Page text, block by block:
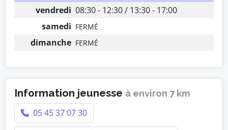
vendredi 08:30 - 12:30 / 13:30 - 17:00
samedi FERMÉ
dimanche FERMÉ
Information jeunesse à environ 7 km
05 45 37 07 30